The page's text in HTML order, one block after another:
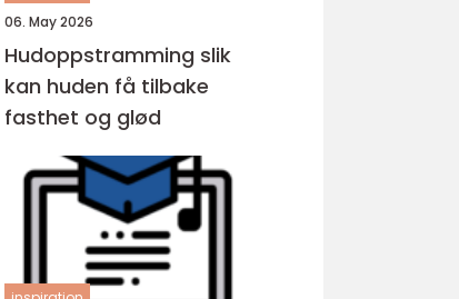
06. May 2026
Hudoppstramming slik
kan huden få tilbake
fasthet og glød